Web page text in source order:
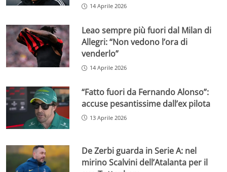
14 Aprile 2026
Leao sempre più fuori dal Milan di
Allegri: “Non vedono l’ora di
venderlo”
14 Aprile 2026
“Fatto fuori da Fernando Alonso”:
accuse pesantissime dall’ex pilota
13 Aprile 2026
De Zerbi guarda in Serie A: nel
mirino Scalvini dell’Atalanta per il